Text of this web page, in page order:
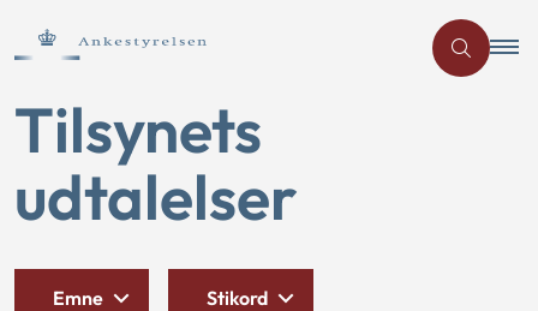
Tilsynets
udtalelser
Emne Stikord